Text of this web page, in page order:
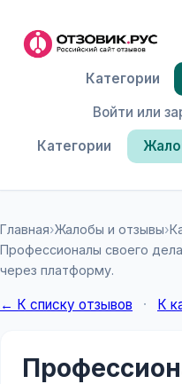
Категории
Категории
Войти или
Главная›Жалобы и отзывы›
Профессионалы своего
через платформу.
← К списку отзывов · К